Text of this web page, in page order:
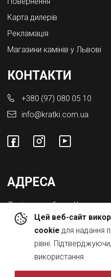
Цей веб-сайт
cookie для надання
рівні.
використання.
Карта дилерів
Рекламація
Магазини камінів у Львові
КОНТАКТИ
+380 (97) 080 05 10
info@kratki.com.ua
АДРЕСА
Львівська обл., с.
Вул. Городоцька 8а